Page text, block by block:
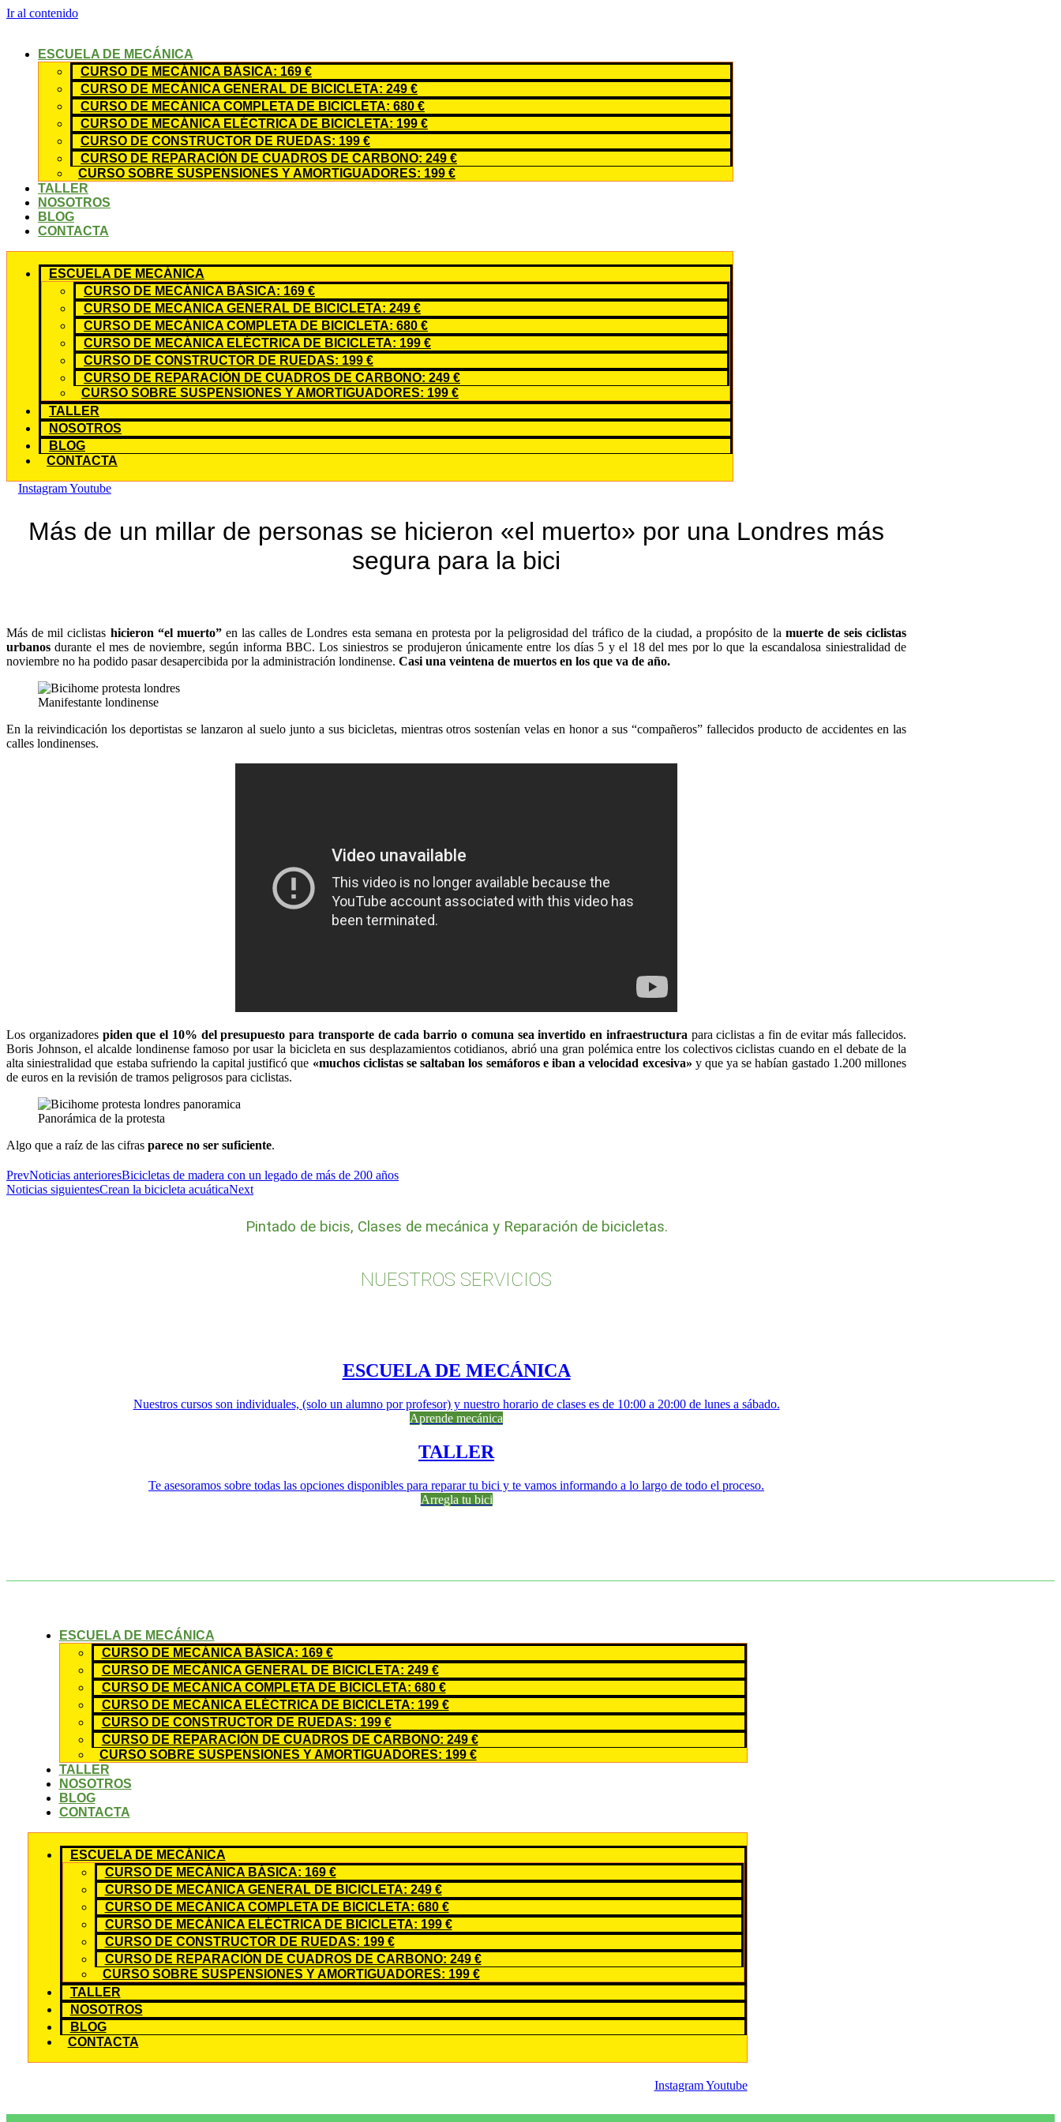
Ir al contenido
ESCUELA DE MECÁNICA
CURSO DE MECÁNICA BÁSICA: 169 €
CURSO DE MECÁNICA GENERAL DE BICICLETA: 249 €
CURSO DE MECÁNICA COMPLETA DE BICICLETA: 680 €
CURSO DE MECÁNICA ELÉCTRICA DE BICICLETA: 199 €
CURSO DE CONSTRUCTOR DE RUEDAS: 199 €
CURSO DE REPARACIÓN DE CUADROS DE CARBONO: 249 €
CURSO SOBRE SUSPENSIONES Y AMORTIGUADORES: 199 €
TALLER
NOSOTROS
BLOG
CONTACTA
ESCUELA DE MECÁNICA
CURSO DE MECÁNICA BÁSICA: 169 €
CURSO DE MECÁNICA GENERAL DE BICICLETA: 249 €
CURSO DE MECÁNICA COMPLETA DE BICICLETA: 680 €
CURSO DE MECÁNICA ELÉCTRICA DE BICICLETA: 199 €
CURSO DE CONSTRUCTOR DE RUEDAS: 199 €
CURSO DE REPARACIÓN DE CUADROS DE CARBONO: 249 €
CURSO SOBRE SUSPENSIONES Y AMORTIGUADORES: 199 €
TALLER
NOSOTROS
BLOG
CONTACTA
InstagramYoutube
Más de un millar de personas se hicieron «el muerto» por una Londres más
segura para la bici
Más de mil ciclistas hicieron “el muerto”en las calles de Londres esta semana en protesta por la peligrosidad del tráfico de la ciudad, a propósito de la muerte de seis ciclistas
urbanos durante el mes de noviembre, según informa BBC. Los siniestros se produjeron únicamente entre los días 5 y el 18 del mes por lo que la escandalosa siniestralidad de
noviembre no ha podido pasar desapercibida por la administración londinense. Casi una veintena de muertos en los que va de año.
Manifestante londinense
En la reivindicación los deportistas se lanzaron al suelo junto a sus bicicletas, mientras otros sostenían velas en honor a sus “compañeros” fallecidos producto de accidentes en las
calles londinenses.
Los organizadores piden que el 10% del presupuesto para transporte de cada barrio o comuna sea invertido en infraestructura para ciclistas a fin de evitar más fallecidos.
Boris Johnson, el alcalde londinense famoso por usar la bicicleta en sus desplazamientos cotidianos, abrió una gran polémica entre los colectivos ciclistas cuando en el debate de la
alta siniestralidad que estaba sufriendo la capital justificó que «muchos ciclistas se saltaban los semáforos e iban a velocidad excesiva» y que ya se habían gastado 1.200 millones
de euros en la revisión de tramos peligrosos para ciclistas.
Panorámica de la protesta
Algo que a raíz de las cifras parece no ser suficiente.
PrevNoticias anterioresBicicletas de madera con un legado de más de 200 años
Noticias siguientesCrean la bicicleta acuáticaNext
Pintado de bicis, Clases de mecánica y Reparación de bicicletas.
NUESTROS SERVICIOS
ESCUELA DE MECÁNICA
Nuestros cursos son individuales, (solo un alumno por profesor) y nuestro horario de clases es de 10:00 a 20:00 de lunes a sábado.
Aprende mecánica
TALLER
Te asesoramos sobre todas las opciones disponibles para reparar tu bici y te vamos informando a lo largo de todo el proceso.
Arregla tu bici
ESCUELA DE MECÁNICA
CURSO DE MECÁNICA BÁSICA: 169 €
CURSO DE MECÁNICA GENERAL DE BICICLETA: 249 €
CURSO DE MECÁNICA COMPLETA DE BICICLETA: 680 €
CURSO DE MECÁNICA ELÉCTRICA DE BICICLETA: 199 €
CURSO DE CONSTRUCTOR DE RUEDAS: 199 €
CURSO DE REPARACIÓN DE CUADROS DE CARBONO: 249 €
CURSO SOBRE SUSPENSIONES Y AMORTIGUADORES: 199 €
TALLER
NOSOTROS
BLOG
CONTACTA
ESCUELA DE MECÁNICA
CURSO DE MECÁNICA BÁSICA: 169 €
CURSO DE MECÁNICA GENERAL DE BICICLETA: 249 €
CURSO DE MECÁNICA COMPLETA DE BICICLETA: 680 €
CURSO DE MECÁNICA ELÉCTRICA DE BICICLETA: 199 €
CURSO DE CONSTRUCTOR DE RUEDAS: 199 €
CURSO DE REPARACIÓN DE CUADROS DE CARBONO: 249 €
CURSO SOBRE SUSPENSIONES Y AMORTIGUADORES: 199 €
TALLER
NOSOTROS
BLOG
CONTACTA
Instagram Youtube